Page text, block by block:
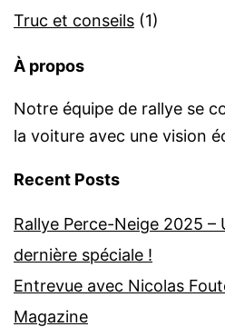
Truc et conseils (1)
À propos
Notre équipe de rallye se
la voiture avec une vision
Recent Posts
Rallye Perce-Neige 2025 –
dernière spéciale !
Entrevue avec Nicolas
Magazine